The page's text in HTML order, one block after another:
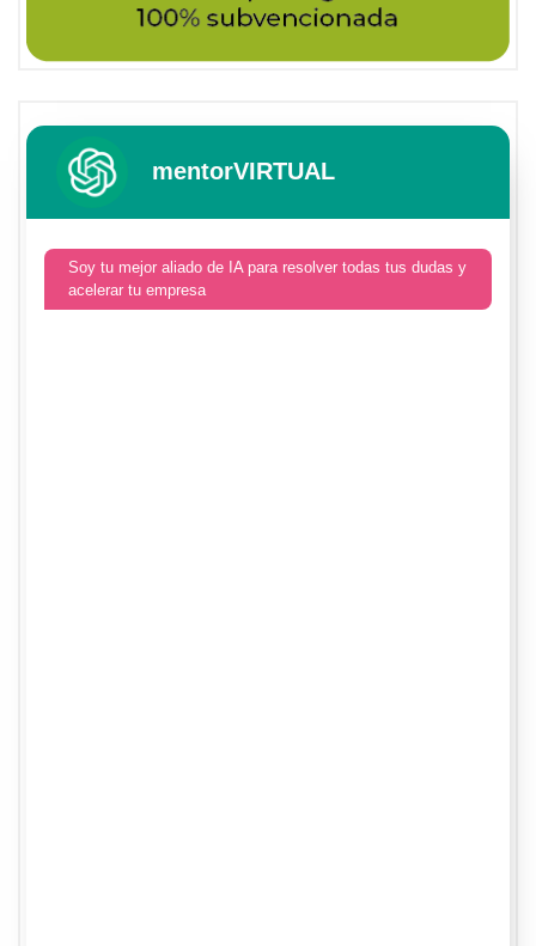
mentorVIRTUAL
Soy tu mejor aliado de IA para resolver todas tus dudas y
acelerar tu empresa